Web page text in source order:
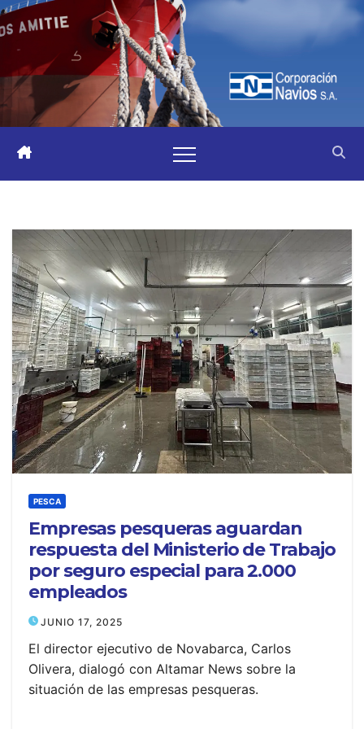
PESCA
Empresas pesqueras aguardan
respuesta del Ministerio de Trabajo
por seguro especial para 2.000
empleados
JUNIO 17, 2025
El director ejecutivo de Novabarca, Carlos
Olivera, dialogó con Altamar News sobre la
situación de las empresas pesqueras.